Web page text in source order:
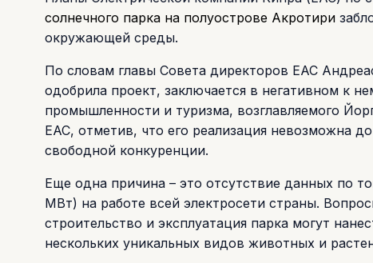
солнечного парка на полуострове Акротири
окружающей среды.
По словам главы Совета директоров ЕАС
одобрила проект, заключается в негативном к
промышленности и туризма, возглавляемого
ЕАС, отметив, что его реализация невозможна
свободной конкуренции.
Еще одна причина – это отсутствие данных по
МВт) на работе всей электросети страны.
строительство и эксплуатация парка могут
нескольких уникальных видов животных и